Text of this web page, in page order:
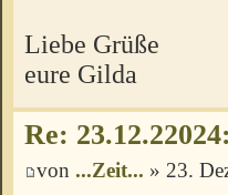
Liebe Grüße
eure Gilda
Re:
von ...Zeit... » 23.